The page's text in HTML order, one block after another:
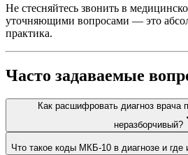
Не стесняйтесь звонить в
уточняющими вопросами — это
практика.
Часто задаваемые
Как расшифровать диагноз врача
неразборчивый?
Что такое коды МКБ-10 в диагнозе и где